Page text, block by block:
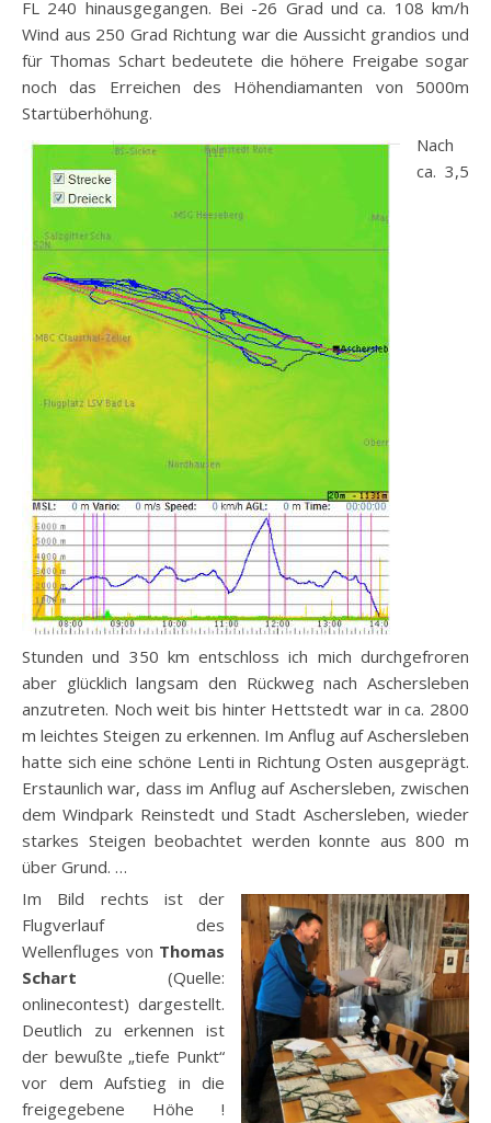
FL 240 hinausgegangen. Bei -26 Grad und ca. 108 km/h
Wind aus 250 Grad Richtung war die Aussicht grandios und
für Thomas Schart bedeutete die höhere Freigabe sogar
noch das Erreichen des Höhendiamanten von 5000m
Startüberhöhung.
Nach
ca. 3,5
Stunden und 350 km entschloss ich mich durchgefroren
aber glücklich langsam den Rückweg nach Aschersleben
anzutreten. Noch weit bis hinter Hettstedt war in ca. 2800
m leichtes Steigen zu erkennen. Im Anflug auf Aschersleben
hatte sich eine schöne Lenti in Richtung Osten ausgeprägt.
Erstaunlich war, dass im Anflug auf Aschersleben, zwischen
dem Windpark Reinstedt und Stadt Aschersleben, wieder
starkes Steigen beobachtet werden konnte aus 800 m
über Grund. …
Im Bild rechts ist der
Flugverlauf des
Wellenfluges von Thomas
Schart (Quelle:
onlinecontest) dargestellt.
Deutlich zu erkennen ist
der bewußte „tiefe Punkt“
vor dem Aufstieg in die
freigegebene Höhe !